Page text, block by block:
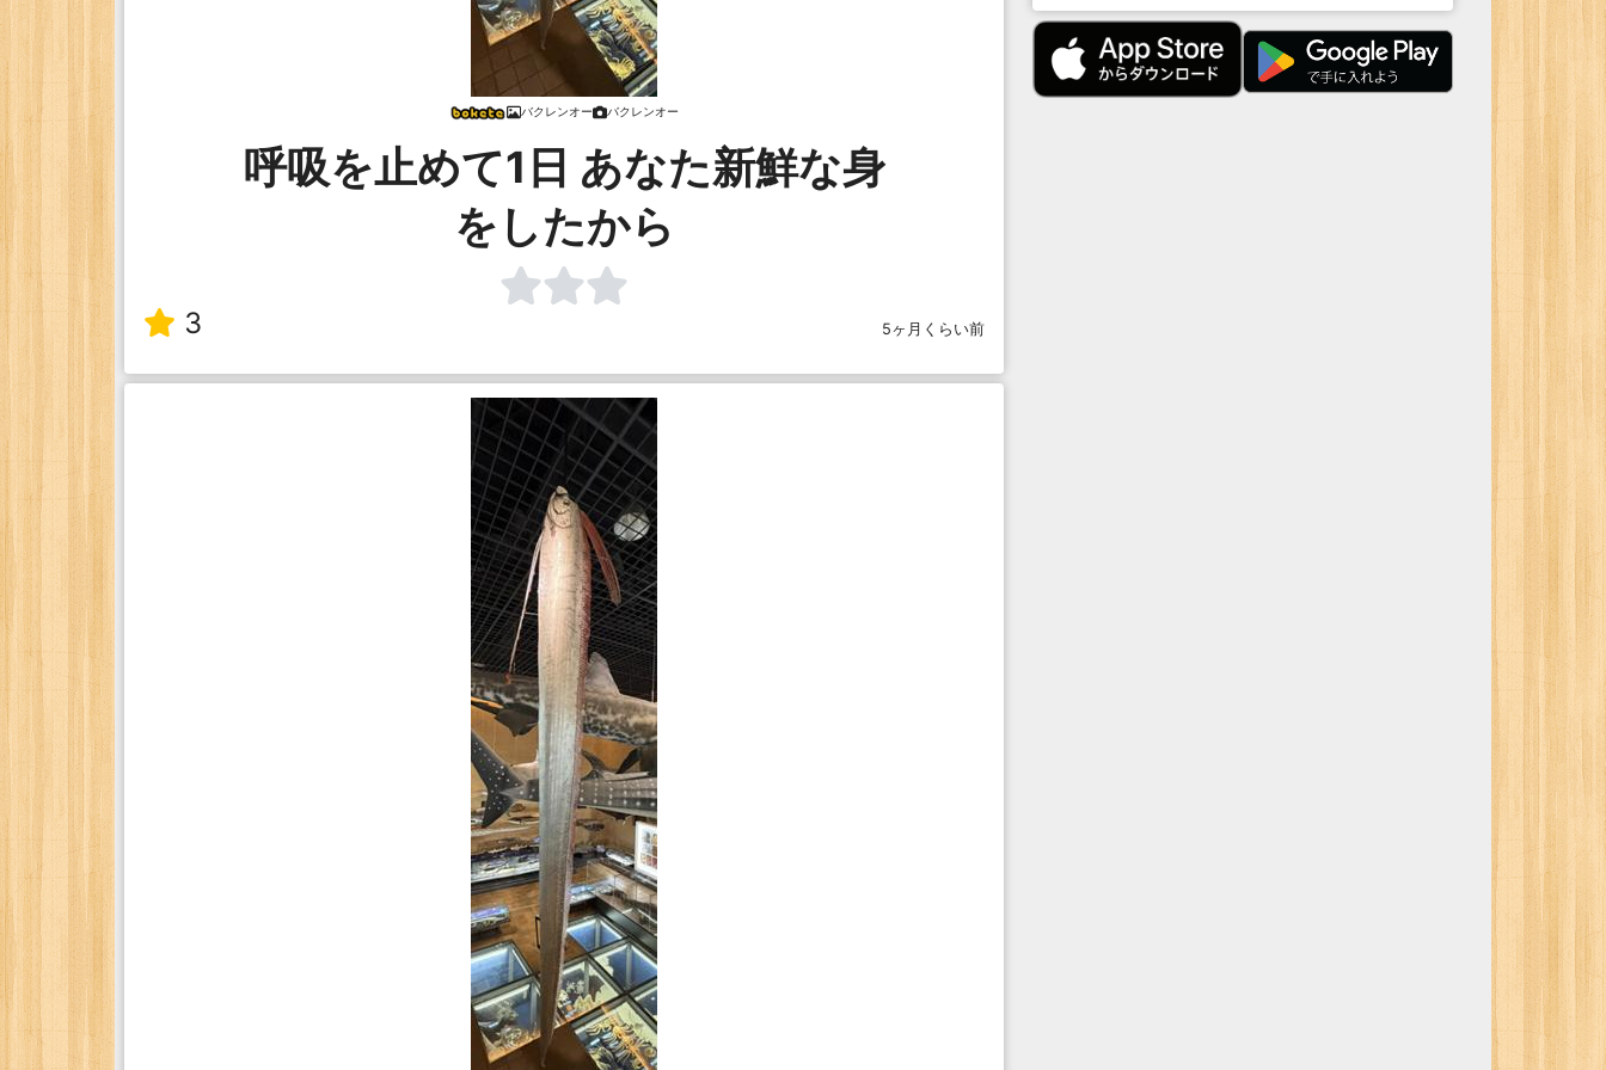
バクレンオー バクレンオー
呼吸を止めて1日 あなた新鮮な身
をしたから
3 5ヶ月くらい前